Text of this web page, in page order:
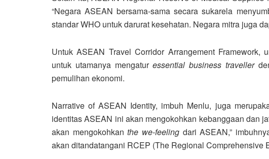
“Negara ASEAN bersama-sama secara sukarela
standar WHO untuk darurat kesehatan. Negara mitra juga
Untuk ASEAN Travel Corridor Arrangement Framework,
untuk utamanya mengaturessential business traveller
pemulihan ekonomi.
Narrative of ASEAN Identity, imbuh Menlu, juga
identitas ASEAN ini akan mengokohkan kebanggaan dan
akan mengokohkanthe we-feeling dari ASEAN,”
akan ditandatangani RCEP (The Regional Comprehensive